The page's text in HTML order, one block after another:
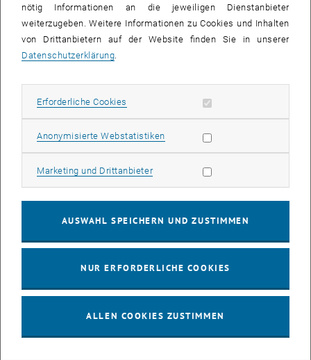
weiteren Laserstrahl ausschalten, dann gibt es nur noch den
direkten Weg zur Ionisation und die Fano-Resonanz ist
verschwunden. Das eröffnet nun eine neue Möglichkeit, den
zeitlichen Ablauf des Prozesses zu studieren: Man erlaubt dem
gewissen Zeit blockiert man den indirekten Weg. Je nachdem, wie
lange beide Pfade gleichzeitig zugänglich waren, sind die Fano-
Resonanzen stärker oder schwächer ausgeprägt.
Zusehen, wie Quanteneffekte entstehen
Systemen beobachten, sie spielen in der Atomphysik eine wichtige
Femtosekunden nach und nach aufbauen.“
„Die Zeitskalen, auf denen solche Quanten-Effekte ablaufen, sind so
erscheinen, von einem Augenblick zum nächsten“, sagt Stefan
Nagele. „Erst durch neue, aufwändige Methoden der
nötig Informationen an die jeweiligen Dienstanbieter
weiterzugeben. Weitere Informationen zu Cookies und Inhalten
von Drittanbietern auf der Website finden Sie in unserer
Datenschutzerklärung.
Erforderliche Cookies Erforderliche Cookies zulassen
Anonymisierte WebstatistikenStatistik Cookies zulassen
Marketing und DrittanbieterMarketing Cookies zulassen
AUSWAHL SPEICHERN UND ZUSTIMMEN
NUR ERFORDERLICHE COOKIES
ALLEN COOKIES ZUSTIMMEN